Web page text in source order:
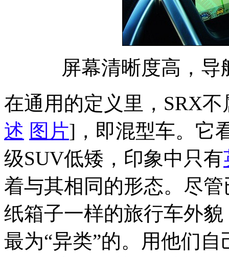
屏幕清晰度高，
在通用的定义里，SRX不
述 图片]，即混型车。它
级SUV低矮，印象中只有
着与其相同的形态。尽
纸箱子一样的旅行车外
最为“异类”的。用他们